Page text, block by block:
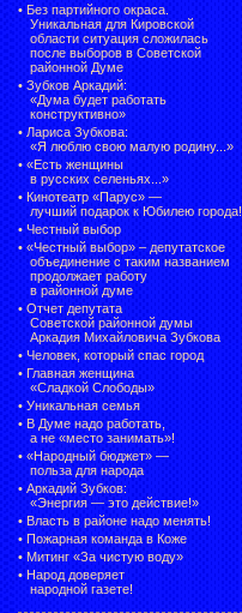
• Без партийного окраса.
Уникальная для Кировской
области ситуация сложилась
после выборов в Советской
районной Думе
• Зубков Аркадий:
«Дума будет работать
конструктивно»
• Лариса Зубкова:
«Я люблю свою малую родину...»
• «Есть женщины
в русских селеньях...»
• Кинотеатр «Парус» —
лучший подарок к Юбилею города!
• Честный выбор
• «Честный выбор» – депутатское
объединение с таким названием
продолжает работу
в районной думе
• Отчет депутата
Советской районной думы
Аркадия Михайловича Зубкова
• Человек, который спас город
• Главная женщина
«Сладкой Слободы»
• Уникальная семья
• В Думе надо работать,
а не «место занимать»!
• «Народный бюджет» —
польза для народа
• Аркадий Зубков:
«Энергия — это действие!»
• Власть в районе надо менять!
• Пожарная команда в Коже
• Митинг «За чистую воду»
• Народ доверяет
народной газете!